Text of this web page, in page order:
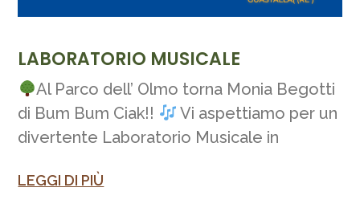
LABORATORIO MUSICALE
Al Parco dell’ Olmo torna Monia Begotti
di Bum Bum Ciak!!
Vi aspettiamo per un
divertente Laboratorio Musicale in
LEGGI DI PIÙ